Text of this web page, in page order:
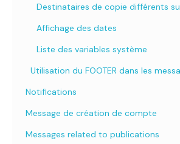
Destinataires de copie différents
Affichage des dates
Liste des variables système
Utilisation du FOOTER dans les
Notifications
Message de création de compte
Messages related to publications